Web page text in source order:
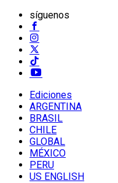
síguenos
Ediciones
ARGENTINA
BRASIL
CHILE
GLOBAL
MÉXICO
PERU
US ENGLISH